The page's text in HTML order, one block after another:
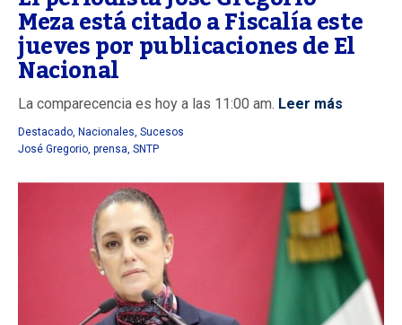
Meza está citado a Fiscalía este
jueves por publicaciones de El
Nacional
La comparecencia es hoy a las 11:00 am. Leer más
Destacado, Nacionales, Sucesos
José Gregorio, prensa, SNTP